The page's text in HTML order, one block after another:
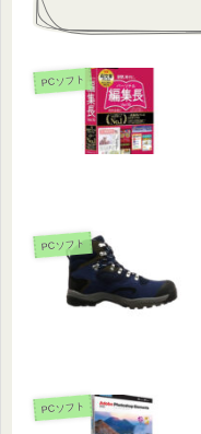
PCソフト
PCソフト
PCソフト